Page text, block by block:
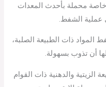
محملة بأحدث المعدات
عملية الشفط.
ذات الطبيعة الصلبة،
لها أن تذوب بسهولة.
الزيتية والدهنية ذات القوام